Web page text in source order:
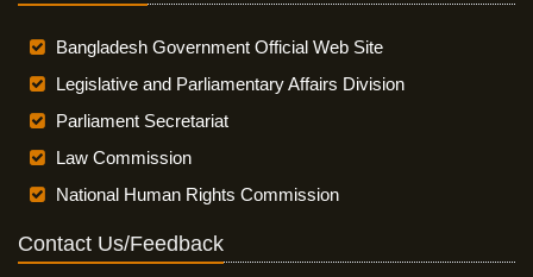
Bangladesh Government Official Web Site
Legislative and Parliamentary Affairs Division
Parliament Secretariat
Law Commission
National Human Rights Commission
Contact Us/Feedback